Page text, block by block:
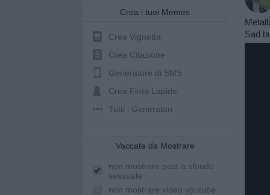
Crea i tuoi Memes
Crea Vignetta
Crea Citazione
Generatore di SMS
Crea Finta Lapide
Tutti i Generatori
Vaccate da Mostrare
non mostrare post a sfondo
sessuale
non mostrare video youtube
Sad